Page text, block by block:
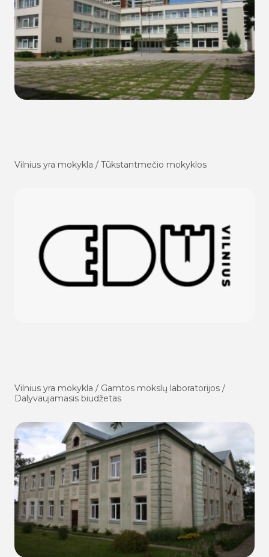
Vilnius yra mokykla / Tūkstantmečio mokyklos
Vilnius yra mokykla / Gamtos mokslų laboratorijos /
Dalyvaujamasis biudžetas